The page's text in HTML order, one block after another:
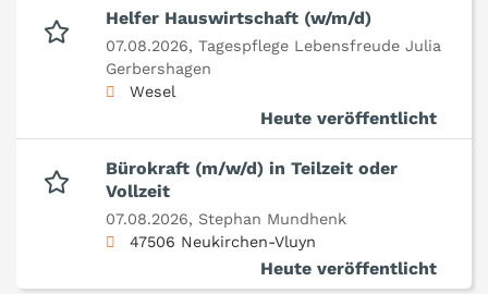
Helfer Hauswirtschaft (w/m/d)
07.08.2026, Tagespflege Lebensfreude Julia
Gerbershagen
Wesel
Heute veröffentlicht
Bürokraft (m/w/d) in Teilzeit oder
Vollzeit
07.08.2026, Stephan Mundhenk
47506 Neukirchen-Vluyn
Heute veröffentlicht